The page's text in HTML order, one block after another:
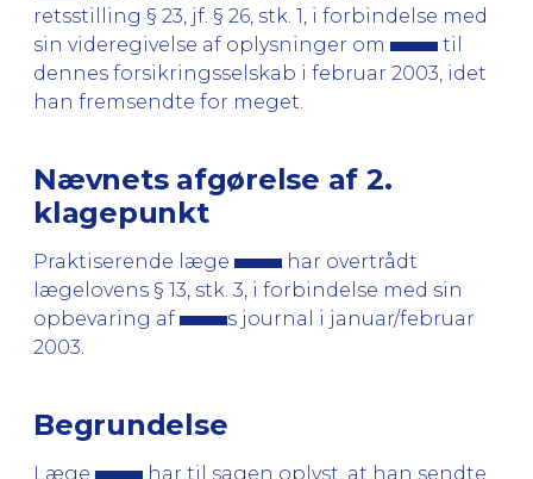
retsstilling § 23, jf. § 26, stk. 1, i forbindelse med
sin videregivelse af oplysninger om
til
dennes forsikringsselskab i februar 2003, idet
han fremsendte for meget.
Nævnets afgørelse af 2.
klagepunkt
Praktiserende læge
har overtrådt
lægelovens § 13, stk. 3, i forbindelse med sin
opbevaring af
s journal i januar/februar
2003.
Begrundelse
Læge
har til sagen oplyst, at han sendte